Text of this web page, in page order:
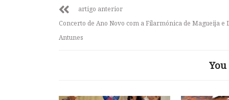
artigo anterior
Concerto de Ano Novo com a Filarmónica de Magueija e
Antunes